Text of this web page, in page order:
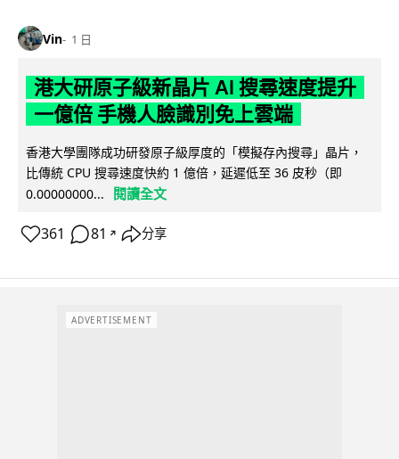
Vin 1 日
港大研原子級新晶片 AI 搜尋速度提升
一億倍 手機人臉識別免上雲端
香港大學團隊成功研發原子級厚度的「模擬存內搜尋」晶片，
比傳統 CPU 搜尋速度快約 1 億倍，延遲低至 36 皮秒（即
0.00000000...
閱讀全文
361 81 ↗ 分享
ADVERTISEMENT